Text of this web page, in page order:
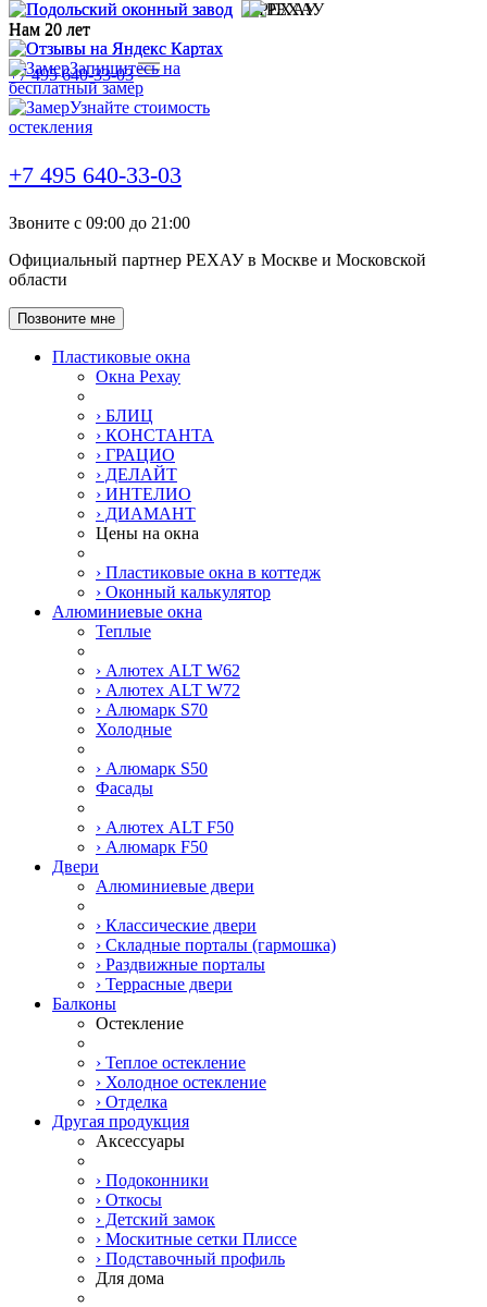
Нам 20 лет
+7 495 640-33-03
Нам 20 лет
Запишитесь на
бесплатный замер
Узнайте стоимость
остекления
+7 495 640-33-03
Звоните с 09:00 до 21:00
Официальный партнер РЕХАУ в Москве и Московской
области
Позвоните мне
Пластиковые окна
Окна Рехау
› БЛИЦ
› КОНСТАНТА
› ГРАЦИО
› ДЕЛАЙТ
› ИНТЕЛИО
› ДИАМАНТ
Цены на окна
› Пластиковые окна в коттедж
› Оконный калькулятор
Алюминиевые окна
Теплые
› Алютех ALT W62
› Алютех ALT W72
› Алюмарк S70
Холодные
› Алюмарк S50
Фасады
› Алютех ALT F50
› Алюмарк F50
Двери
Алюминиевые двери
› Классические двери
› Складные порталы (гармошка)
› Раздвижные порталы
› Террасные двери
Балконы
Остекление
› Теплое остекление
› Холодное остекление
› Отделка
Другая продукция
Аксессуары
› Подоконники
› Откосы
› Детский замок
› Москитные сетки Плиссе
› Подставочный профиль
Для дома